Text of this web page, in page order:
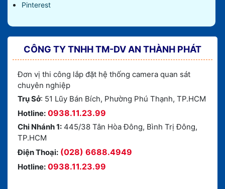
Pinterest
CÔNG TY TNHH TM-DV AN THÀNH PHÁT
Đơn vị thi công lắp đặt hệ thống camera quan sát
chuyên nghiệp
Trụ Sở: 51 Lũy Bán Bích, Phường Phú Thạnh, TP.HCM
Hotline: 0938.11.23.99
Chi Nhánh 1: 445/38 Tân Hòa Đông, Bình Trị Đông,
TP.HCM
Điện Thoại: (028) 6688.4949
Hotline: 0938.11.23.99